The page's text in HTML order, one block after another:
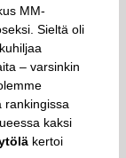
MM-
Sieltä oli
– varsinkin
rankingissa
kaksi
kertoi